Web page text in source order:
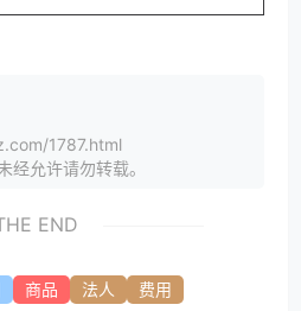
1787.html
经允许请勿转载。
END
商品 法人 费用